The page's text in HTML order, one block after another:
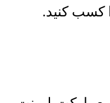
کسب کنید.